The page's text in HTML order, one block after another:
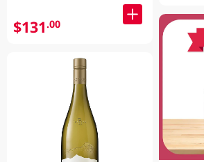
$131.00